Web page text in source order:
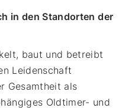
in den Standorten der
baut und betreibt
Leidenschaft
Gesamtheit als
Oldtimer- und